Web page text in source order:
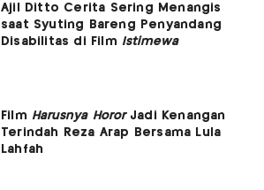
Ajil Ditto Cerita Sering Menangis
saat Syuting Bareng Penyandang
Disabilitas di Film Istimewa
Film Harusnya HororJadi Kenangan
Terindah Reza Arap Bersama Lula
Lahfah